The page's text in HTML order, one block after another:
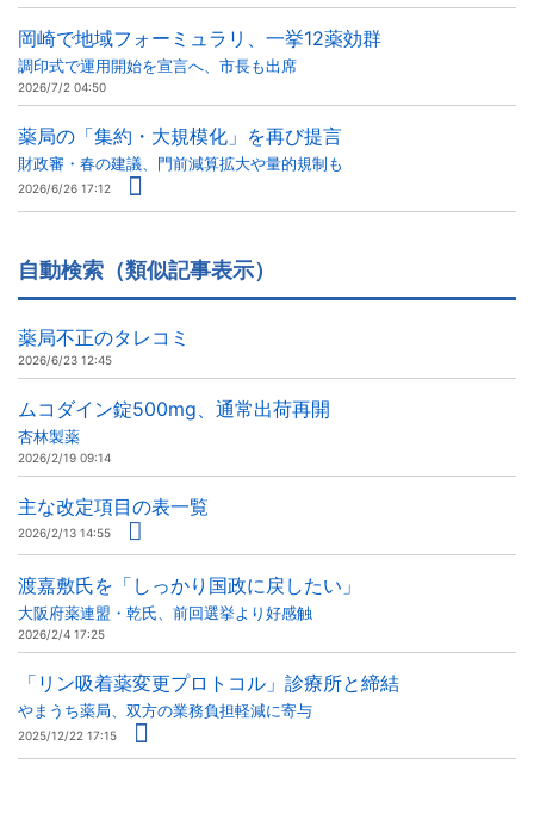
岡崎で地域フォーミュラリ、一挙12薬効群
調印式で運用開始を宣言へ、市長も出席
2026/7/2 04:50
薬局の「集約・大規模化」を再び提言
財政審・春の建議、門前減算拡大や量的規制も
2026/6/26 17:12
自動検索（類似記事表示）
薬局不正のタレコミ
2026/6/23 12:45
ムコダイン錠500mg、通常出荷再開
杏林製薬
2026/2/19 09:14
主な改定項目の表一覧
2026/2/13 14:55
渡嘉敷氏を「しっかり国政に戻したい」
大阪府薬連盟・乾氏、前回選挙より好感触
2026/2/4 17:25
「リン吸着薬変更プロトコル」診療所と締結
やまうち薬局、双方の業務負担軽減に寄与
2025/12/22 17:15